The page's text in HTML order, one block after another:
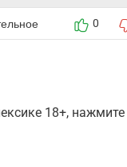
0
18+, нажмите